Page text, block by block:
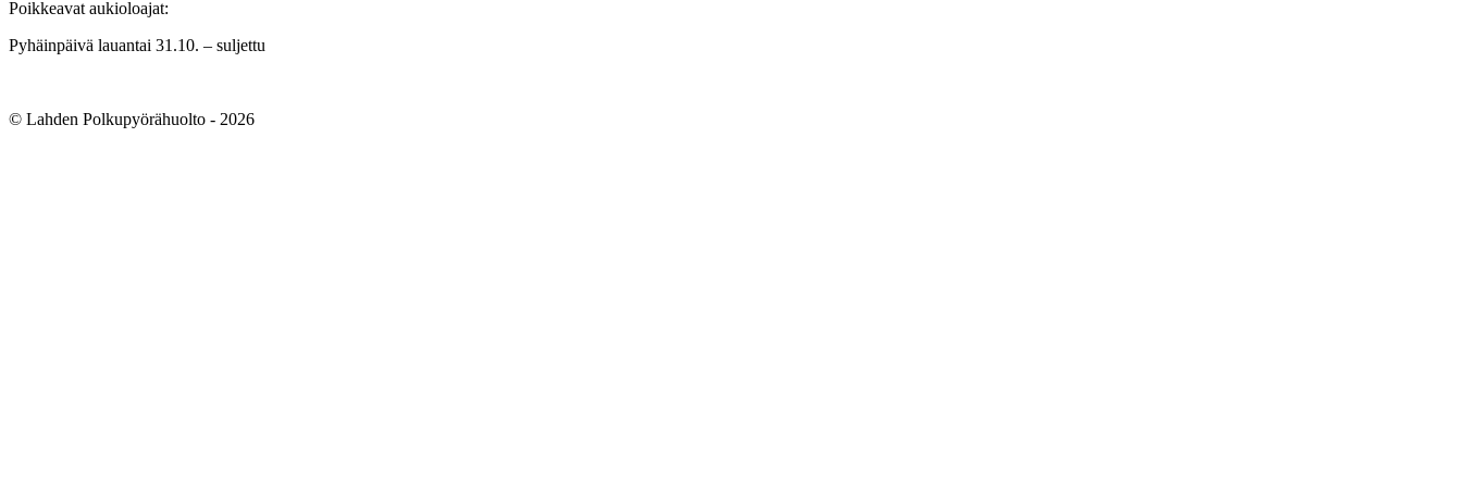
Poikkeavat aukioloajat:
Pyhäinpäivä lauantai 31.10. – suljettu
© Lahden Polkupyörähuolto - 2026